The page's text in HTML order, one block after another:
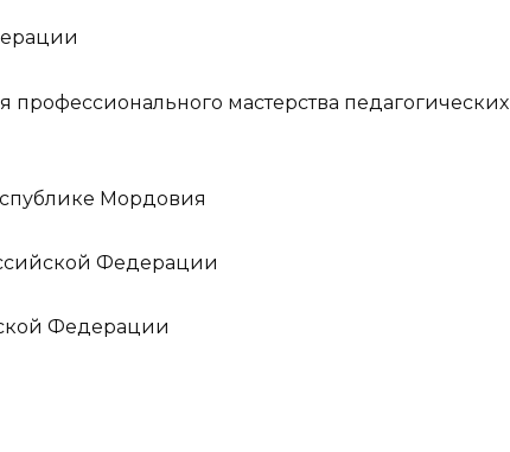
мастерства педагогических
Мордовия
Федерации
Федерации